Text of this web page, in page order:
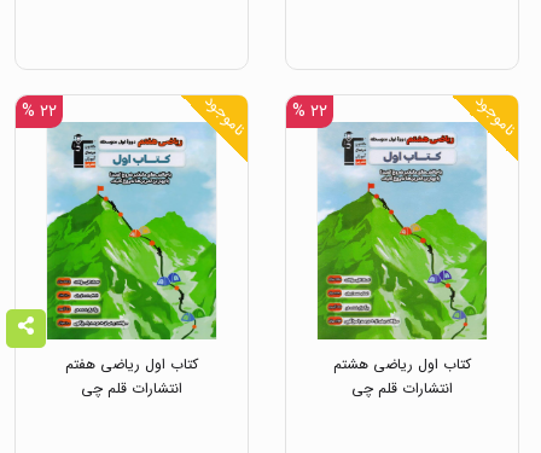
ناموجود ۲۲ %
کتاب اول ریاضی هشتم
انتشارات قلم چی
ناموجود ۲۲ %
کتاب اول ریاضی هفتم
انتشارات قلم چی